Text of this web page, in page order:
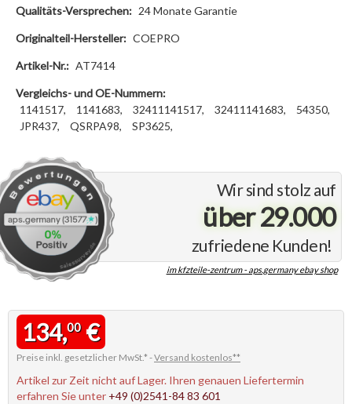
Wir sind stolz auf
über 29.000
zufriedene Kunden!
im kfzteile-zentrum - aps.germany ebay shop
Qualitäts-Versprechen: 24 Monate Garantie
Originalteil-Hersteller: COEPRO
Artikel-Nr.: AT7414
Vergleichs- und OE-Nummern:
1141517,
1141683, 32411141517, 32411141683,
54350,
JPR437,
QSRPA98, SP3625,
134,00€
Preise inkl. gesetzlicher MwSt.* -Versand kostenlos**
Artikel zur Zeit nicht auf Lager. Ihren genauen Liefertermin
erfahren Sie unter +49 (0)2541-84 83 601